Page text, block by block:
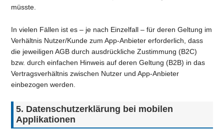
müsste.
In vielen Fällen ist es – je nach Einzelfall – für deren Geltung im
Verhältnis Nutzer/Kunde zum App-Anbieter erforderlich, dass
die jeweiligen AGB durch ausdrückliche Zustimmung (B2C)
bzw. durch einfachen Hinweis auf deren Geltung (B2B) in das
Vertragsverhältnis zwischen Nutzer und App-Anbieter
einbezogen werden.
5. Datenschutzerklärung bei mobilen
Applikationen